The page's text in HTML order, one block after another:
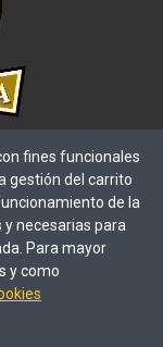
fines funcionales
gestión del carrito
de la
y necesarias para
Para mayor
y como